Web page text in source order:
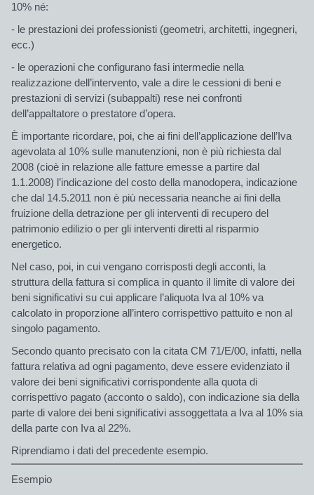
10% né:
- le prestazioni dei professionisti (geometri, architetti, ingegneri,
ecc.)
- le operazioni che configurano fasi intermedie nella
realizzazione dell’intervento, vale a dire le cessioni di beni e
prestazioni di servizi (subappalti) rese nei confronti
dell’appaltatore o prestatore d’opera.
È importante ricordare, poi, che ai fini dell’applicazione dell’Iva
agevolata al 10% sulle manutenzioni, non è più richiesta dal
2008 (cioè in relazione alle fatture emesse a partire dal
1.1.2008) l’indicazione del costo della manodopera, indicazione
che dal 14.5.2011 non è più necessaria neanche ai fini della
fruizione della detrazione per gli interventi di recupero del
patrimonio edilizio o per gli interventi diretti al risparmio
energetico.
Nel caso, poi, in cui vengano corrisposti degli acconti, la
struttura della fattura si complica in quanto il limite di valore dei
beni significativi su cui applicare l’aliquota Iva al 10% va
calcolato in proporzione all’intero corrispettivo pattuito e non al
singolo pagamento.
Secondo quanto precisato con la citata CM 71/E/00, infatti, nella
fattura relativa ad ogni pagamento, deve essere evidenziato il
valore dei beni significativi corrispondente alla quota di
corrispettivo pagato (acconto o saldo), con indicazione sia della
parte di valore dei beni significativi assoggettata a Iva al 10% sia
della parte con Iva al 22%.
Riprendiamo i dati del precedente esempio.
Esempio